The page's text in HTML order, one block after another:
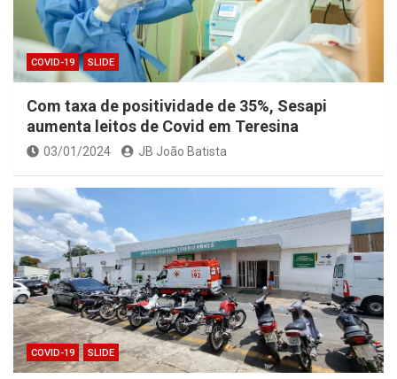
COVID-19 SLIDE
Com taxa de positividade de 35%, Sesapi
aumenta leitos de Covid em Teresina
03/01/2024 JB João Batista
COVID-19 SLIDE